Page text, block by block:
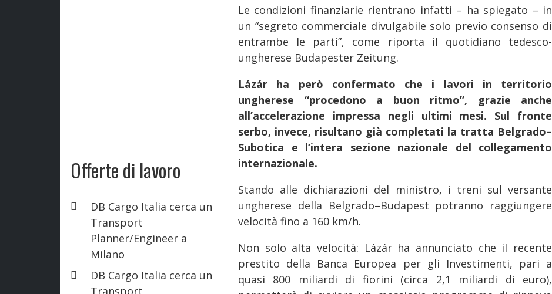
Offerte di lavoro
DB Cargo Italia cerca un
Transport
Planner/Engineer a
Milano
DB Cargo Italia cerca un
Transport
Le condizioni finanziarie rientrano infatti – ha spiegato – in
un “segreto commerciale divulgabile solo previo consenso di
entrambe le parti”, come riporta il quotidiano tedesco-
ungherese Budapester Zeitung.
Lázár ha però confermato che i lavori in territorio
ungherese “procedono a buon ritmo”, grazie anche
all’accelerazione impressa negli ultimi mesi. Sul fronte
serbo, invece, risultano già completati la tratta Belgrado–
Subotica e l’intera sezione nazionale del collegamento
internazionale.
Stando alle dichiarazioni del ministro, i treni sul versante
ungherese della Belgrado–Budapest potranno raggiungere
velocità fino a 160 km/h.
Non solo alta velocità: Lázár ha annunciato che il recente
prestito della Banca Europea per gli Investimenti, pari a
quasi 800 miliardi di fiorini (circa 2,1 miliardi di euro),